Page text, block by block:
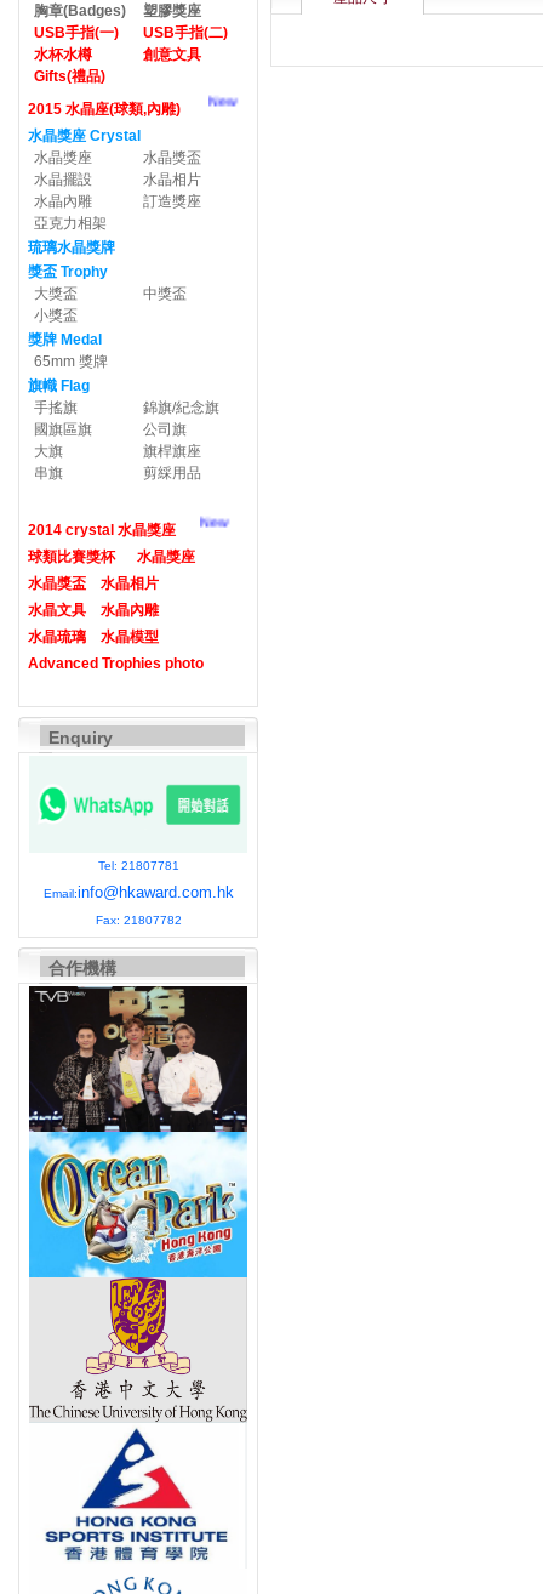
胸章(Badges)
塑膠獎座
USB手指(一)
USB手指(二)
水杯水樽
創意文具
Gifts(禮品)
2015 水晶座(球類,內雕)
New
水晶獎座 Crystal
水晶獎座
水晶獎盃
水晶擺設
水晶相片
水晶內雕
訂造獎座
亞克力相架
琉璃水晶獎牌
獎盃 Trophy
大獎盃
中獎盃
小獎盃
獎牌 Medal
65mm 獎牌
旗幟 Flag
手搖旗
錦旗/紀念旗
國旗區旗
公司旗
大旗
旗桿旗座
串旗
剪綵用品
2014 crystal 水晶獎座 New
球類比賽獎杯
水晶獎座
水晶獎盃
水晶相片
水晶文具
水晶內雕
水晶琉璃
水晶模型
Advanced Trophies photo
Enquiry
Tel: 21807781
Email:info@hkaward.com.hk
Fax: 21807782
合作機構